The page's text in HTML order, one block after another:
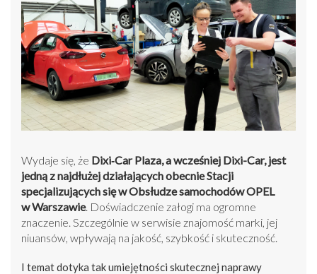
Wydaje się, że Dixi‑Car Plaza, a wcześniej Dixi-Car, jest
jedną z najdłużej działających obecnie Stacji
specjalizujących się w Obsłudze samochodów OPEL
w Warszawie. Doświadczenie załogi ma ogromne
znaczenie. Szczególnie w serwisie znajomość marki, jej
niuansów, wpływają na jakość, szybkość i skuteczność.
I temat dotyka tak umiejętności skutecznej naprawy